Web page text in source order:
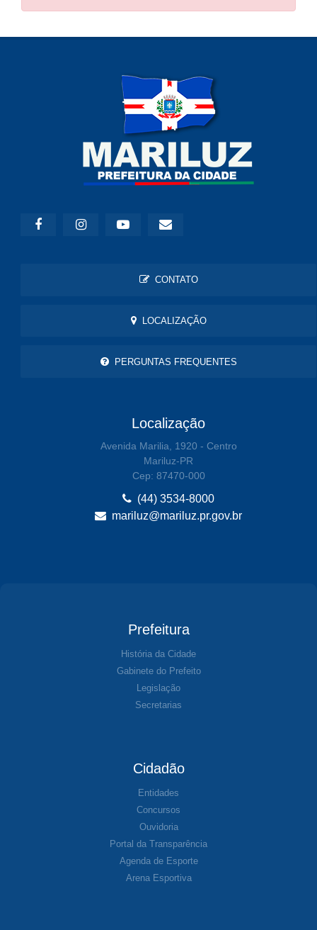
CONTATO
LOCALIZAÇÃO
PERGUNTAS FREQUENTES
Localização
Avenida Marilia, 1920 - Centro
Mariluz-PR
Cep: 87470-000
(44) 3534-8000
mariluz@mariluz.pr.gov.br
Prefeitura
História da Cidade
Gabinete do Prefeito
Legislação
Secretarias
Cidadão
Entidades
Concursos
Ouvidoria
Portal da Transparência
Agenda de Esporte
Arena Esportiva